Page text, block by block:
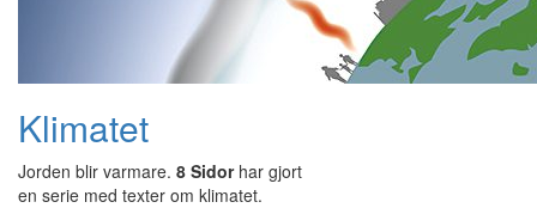
Klimatet
Jorden blir varmare. 8 Sidorhar gjort
en serie med texter om klimatet.